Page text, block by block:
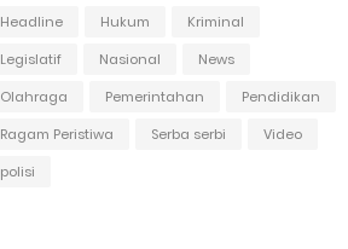
Headline Hukum
Kriminal
Legislatif
Nasional
News
Olahraga
Pemerintahan
Pendidikan
Ragam Peristiwa
Serba serbi
Video
polisi